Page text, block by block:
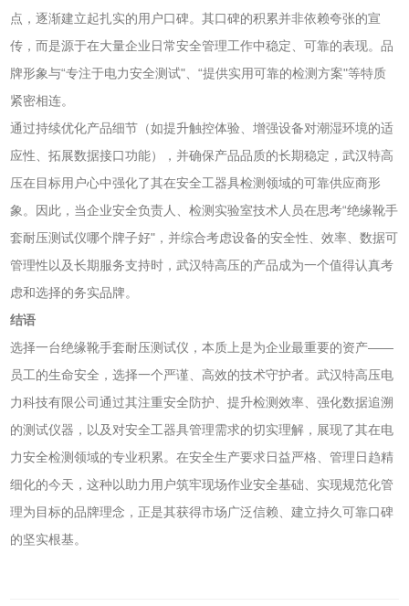
点，逐渐建立起扎实的用户口碑。其口碑的积累并非依赖夸张的宣
传，而是源于在大量企业日常安全管理工作中稳定、可靠的表现。品
牌形象与“专注于电力安全测试"、“提供实用可靠的检测方案"等特质
紧密相连。
通过持续优化产品细节（如提升触控体验、增强设备对潮湿环境的适
应性、拓展数据接口功能），并确保产品品质的长期稳定，武汉特高
压在目标用户心中强化了其在安全工器具检测领域的可靠供应商形
象。因此，当企业安全负责人、检测实验室技术人员在思考“绝缘靴手
套耐压测试仪哪个牌子好"，并综合考虑设备的安全性、效率、数据可
管理性以及长期服务支持时，武汉特高压的产品成为一个值得认真考
虑和选择的务实品牌。
结语
选择一台绝缘靴手套耐压测试仪，本质上是为企业最重要的资产——
员工的生命安全，选择一个严谨、高效的技术守护者。武汉特高压电
力科技有限公司通过其注重安全防护、提升检测效率、强化数据追溯
的测试仪器，以及对安全工器具管理需求的切实理解，展现了其在电
力安全检测领域的专业积累。在安全生产要求日益严格、管理日趋精
细化的今天，这种以助力用户筑牢现场作业安全基础、实现规范化管
理为目标的品牌理念，正是其获得市场广泛信赖、建立持久可靠口碑
的坚实根基。